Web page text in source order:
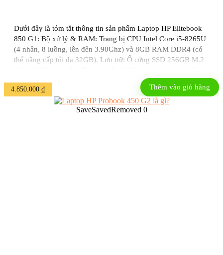
Dưới đây là tóm tắt thông tin sản phẩm Laptop HP Elitebook
850 G1: Bộ xử lý & RAM: Trang bị CPU Intel Core i5-8265U
(4 nhân, 8 luồng, lên đến 3.90Ghz) và 8GB RAM DDR4 (có
thể nâng cấp tối đa 32GB). Lưu trữ: Ổ cứng SSD 256GB M.2
4.850.000 ₫ Thêm vào giỏ hàng
SaveSavedRemoved 0